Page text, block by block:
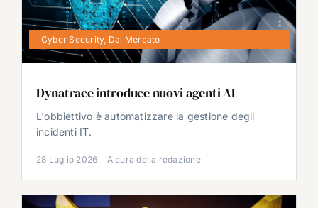
Cyber Security, Dal Mercato
Dynatrace introduce nuovi agenti AI
L'obbiettivo è automatizzare la gestione degli
incidenti IT.
28 Luglio 2026 · A cura della redazione